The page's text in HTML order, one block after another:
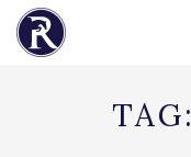
TAG: